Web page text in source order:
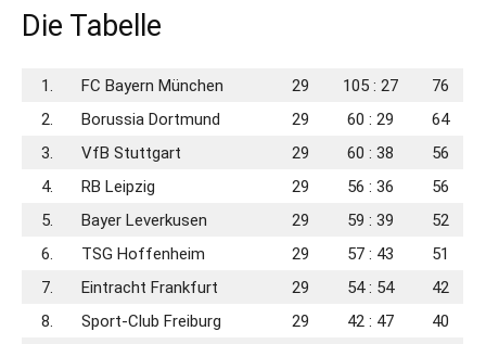
Die Tabelle
1. FC Bayern München 29 105 : 27
76
2.
Borussia Dortmund 29 60 : 29
64
3.
VfB Stuttgart 29 60 : 38
56
4.
RB Leipzig 29 56 : 36
56
5.
Bayer Leverkusen 29 59 : 39
52
6.
TSG Hoffenheim 29 57 : 43
51
7.
Eintracht Frankfurt 29 54 : 54
42
8.
Sport-Club Freiburg 29 42 : 47
40